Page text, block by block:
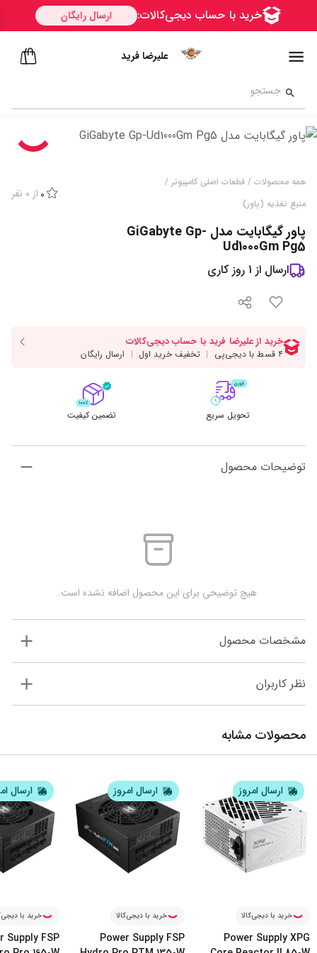
علیرضا فرید
همه محصولات / قطعات اصلی کامپیوتر /
منبع تغذیه (پاور)
0 از 0 نفر
پاور گیگابایت مدل GiGabyte Gp-
Ud1000Gm Pg5
ارسال از 1 روز کاری
تحویل سریع تضمین کیفیت
توضیحات محصول
هیچ توضیحی برای این محصول اضافه نشده است.
مشخصات محصول
نظر کاربران
محصولات مشابه
ارسال امروز
خرید با دیجی‌کالا
Power Supply XPG
ارسال امروز
خرید با دیجی‌کالا
Power Supply FSP
ارسال
خرید با
Supply FSP